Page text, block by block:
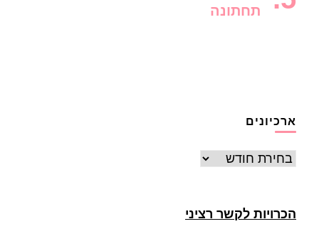
תחתונה
ארכיונים
ארכיונים
הכרויות לקשר רציני